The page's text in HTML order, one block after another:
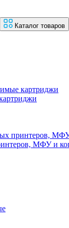
Каталог товаров
картриджи
принтеров,
МФУ и